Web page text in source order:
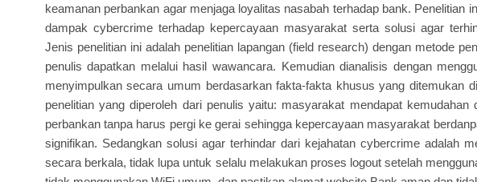
keamanan perbankan agar menjaga loyalitas nasabah terhadap bank. Penelitian
dampak cybercrime terhadap kepercayaan masyarakat serta solusi agar
Jenis penelitian ini adalah penelitian lapangan (field research) dengan metode
penulis dapatkan melalui hasil wawancara. Kemudian dianalisis dengan
menyimpulkan secara umum berdasarkan fakta-fakta khusus yang ditemukan
penelitian yang diperoleh dari penulis yaitu: masyarakat mendapat
perbankan tanpa harus pergi ke gerai sehingga kepercayaan masyarakat
signifikan. Sedangkan solusi agar terhindar dari kejahatan cybercrime adalah
secara berkala, tidak lupa untuk selalu melakukan proses logout setelah